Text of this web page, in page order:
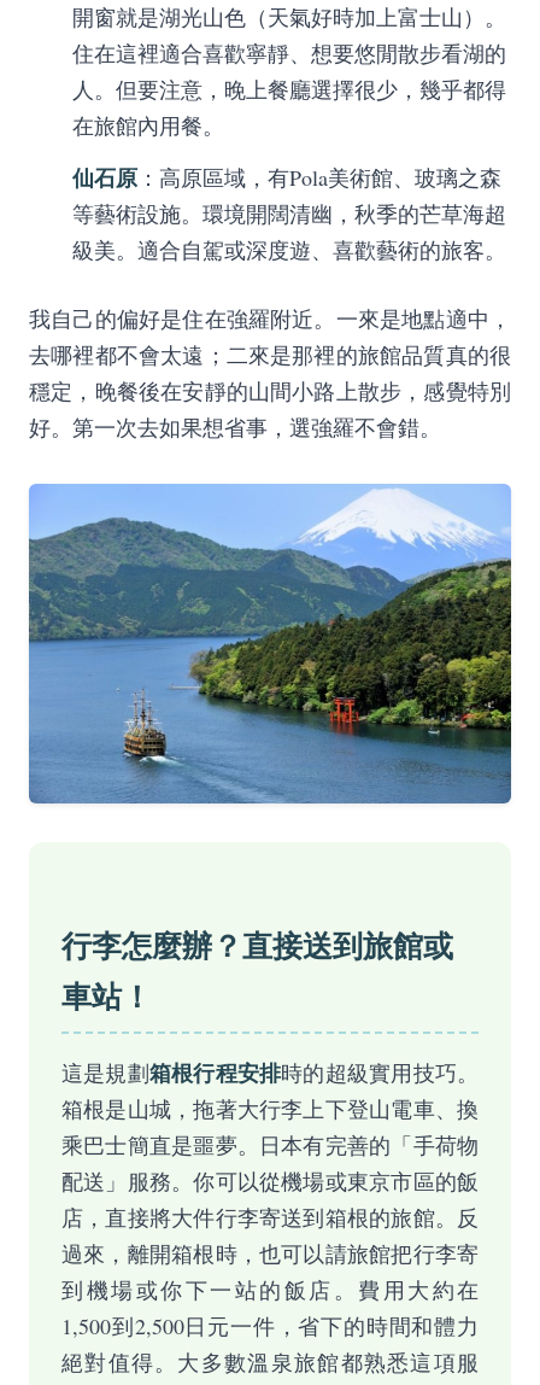
開窗就是湖光山色（天氣好時加上富士山）。
住在這裡適合喜歡寧靜、想要悠閒散步看湖的
人。但要注意，晚上餐廳選擇很少，幾乎都得
在旅館內用餐。
仙石原 ：高原區域，有Pola美術館、玻璃之森
等藝術設施。環境開闊清幽，秋季的芒草海超
級美。適合自駕或深度遊、喜歡藝術的旅客。
我自己的偏好是住在強羅附近。一來是地點適中，
去哪裡都不會太遠；二來是那裡的旅館品質真的很
穩定，晚餐後在安靜的山間小路上散步，感覺特別
好。第一次去如果想省事，選強羅不會錯。
行李怎麼辦？直接送到旅館或
車站！
這是規劃箱根行程安排時的超級實用技巧。
箱根是山城，拖著大行李上下登山電車、換
乘巴士簡直是噩夢。日本有完善的「手荷物
配送」服務。你可以從機場或東京市區的飯
店，直接將大件行李寄送到箱根的旅館。反
過來，離開箱根時，也可以請旅館把行李寄
到機場或你下一站的飯店。費用大約在
1,500到2,500日元一件，省下的時間和體力
絕對值得。大多數溫泉旅館都熟悉這項服